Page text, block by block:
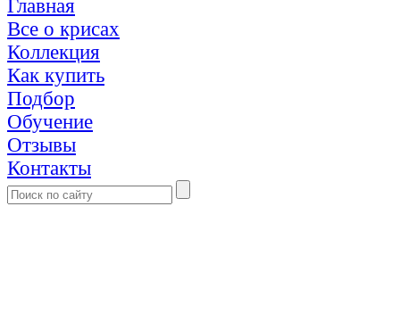
Главная
Все о крисах
Коллекция
Как купить
Подбор
Обучение
Отзывы
Контакты